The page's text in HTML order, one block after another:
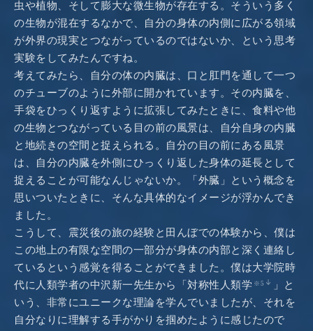
虫や植物、そして膨大な微生物が存在する。そういう多く
の生物が混在するなかで、自分の身体の内側に広がる領域
が外界の現実とつながっているのではないか、という思考
実験をしてみたんですね。
考えてみたら、自分の体の内臓は、口と肛門を通して一つ
のチューブのように外部に開かれています。その内臓を、
手袋をひっくり返すように拡張してみたときに、食料や他
の生物とつながっている目の前の風景は、自分自身の内臓
と地続きの空間と捉えられる。自分の目の前にある風景
は、自分の内臓を外側にひっくり返した身体の延長として
捉えることが可能なんじゃないか。「外臓」という概念を
思いついたときに、そんな具体的なイメージが浮かんでき
ました。
こうして、震災後の旅の経験と田んぼでの体験から、僕は
この地上の有限な空間の一部分が身体の内部と深く連絡し
ているという感覚を得ることができました。僕は大学院時
代に人類学者の中沢新一先生から「対称性人類学 ※5
」と
いう、非常にユニークな理論を学んでいましたが、それを
自分なりに理解する手がかりを掴めたように感じたので